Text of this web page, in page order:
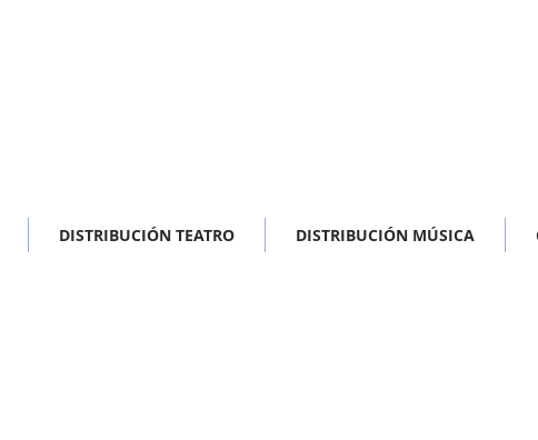
DISTRIBUCIÓN TEATRO DISTRIBUCIÓN MÚSICA